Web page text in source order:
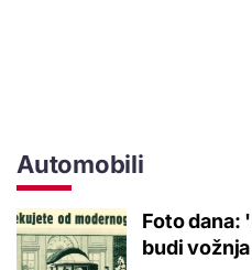
Automobili
Foto dana:
budi